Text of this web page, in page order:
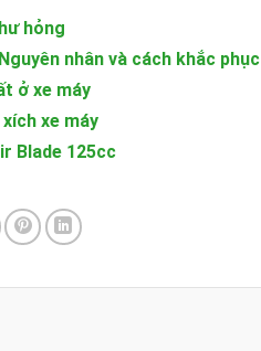
hỏng
nhân và cách khắc phục
ở xe máy
xe máy
Blade 125cc